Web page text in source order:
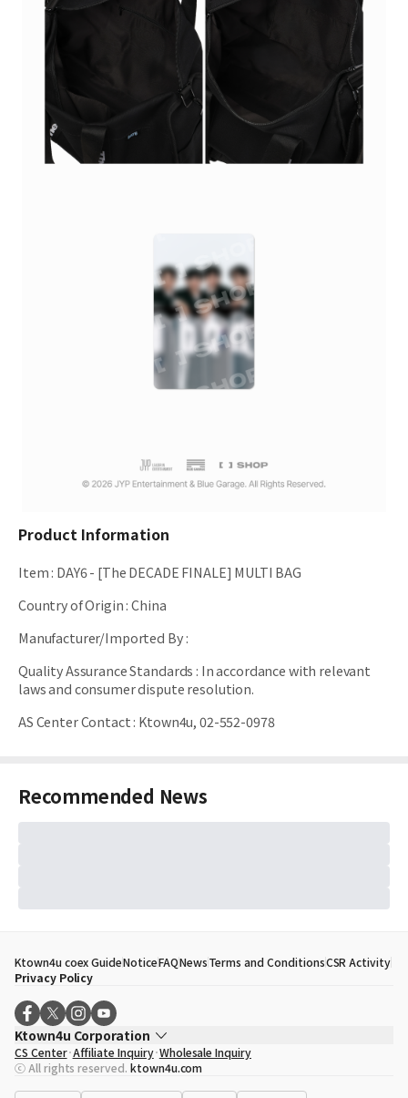
Product Information
Item: DAY6 - [The DECADE FINALE] MULTI BAG
Country of Origin:China
Manufacturer/Imported By:
Quality Assurance Standards : In accordance with relevant
laws and consumer dispute resolution.
AS Center Contact: Ktown4u, 02-552-0978
Recommended News
Ktown4u coex GuideNoticeFAQNewsTerms and ConditionsCSR Activity
Privacy Policy
Ktown4u Corporation
CEO
Song Hyo Min
Business Registration No. 120-87-71116
Office Address513, Yeongdong-daero, Gangnam-gu, Seoul, Republic of
CS Center Affiliate Inquiry Wholesale Inquiry
ⓒ All rights reserved. ktown4u.com